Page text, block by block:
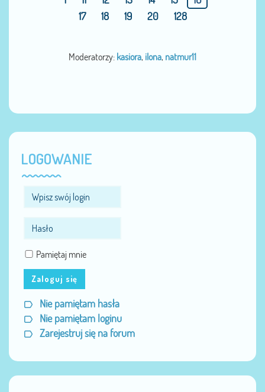
17
18 19 20 128
Moderatorzy: kasiora, ilona, natmur11
LOGOWANIE
Pamiętaj mnie
Zaloguj się
Nie pamiętam hasła
Nie pamiętam loginu
Zarejestruj się na forum